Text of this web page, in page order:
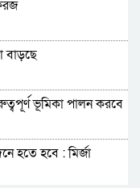
বাড়ছে
ভূমিকা পালন করবে
হতে হবে : মির্জা